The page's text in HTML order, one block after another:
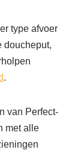
type afvoer
doucheput,
.
van Perfect-
met alle